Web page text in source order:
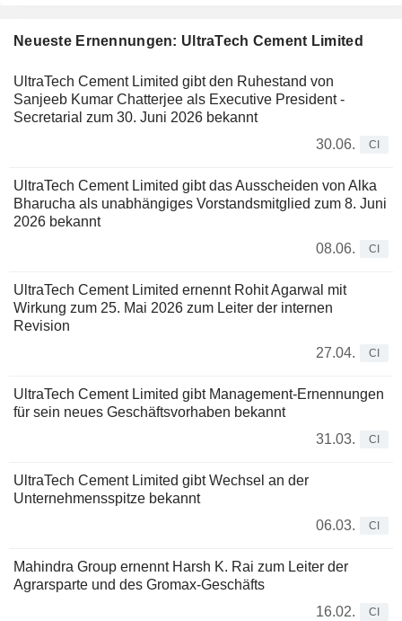
Neueste Ernennungen: UltraTech Cement Limited
UltraTech Cement Limited gibt den Ruhestand von
Sanjeeb Kumar Chatterjee als Executive President -
Secretarial zum 30. Juni 2026 bekannt
30.06.
CI
UltraTech Cement Limited gibt das Ausscheiden von Alka
Bharucha als unabhängiges Vorstandsmitglied zum 8. Juni
2026 bekannt
08.06.
CI
UltraTech Cement Limited ernennt Rohit Agarwal mit
Wirkung zum 25. Mai 2026 zum Leiter der internen
Revision
27.04.
CI
UltraTech Cement Limited gibt Management-Ernennungen
für sein neues Geschäftsvorhaben bekannt
31.03.
CI
UltraTech Cement Limited gibt Wechsel an der
Unternehmensspitze bekannt
06.03.
CI
Mahindra Group ernennt Harsh K. Rai zum Leiter der
Agrarsparte und des Gromax-Geschäfts
16.02.
CI